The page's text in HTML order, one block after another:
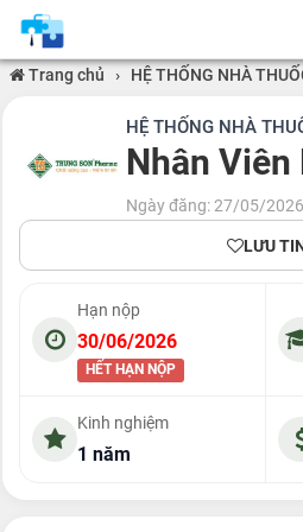
Trang chủ › HỆ THỐNG NHÀ
HỆ THỐNG NHÀ
Nhân Viên
Ngày đăng: 27/05/2026
LƯU
Hạn nộp
30/06/2026
HẾT HẠN NỘP
Kinh nghiệm
1 năm